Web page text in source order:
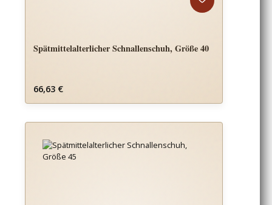
Spätmittelalterlicher Schnallenschuh, Größe 40
Regulärer Preis:
66,63 €